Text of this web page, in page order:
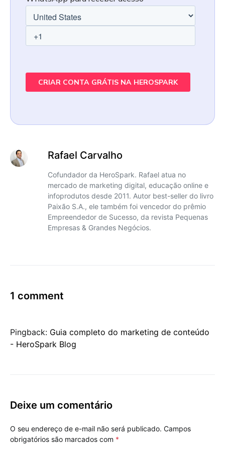
Rafael Carvalho
Cofundador da HeroSpark. Rafael atua no
mercado de marketing digital, educação online e
infoprodutos desde 2011. Autor best-seller do livro
Paixão S.A., ele também foi vencedor do prêmio
Empreendedor de Sucesso, da revista Pequenas
Empresas & Grandes Negócios.
1 comment
Pingback: Guia completo do marketing de conteúdo
- HeroSpark Blog
Deixe um comentário
O seu endereço de e-mail não será publicado. Campos
obrigatórios são marcados com *